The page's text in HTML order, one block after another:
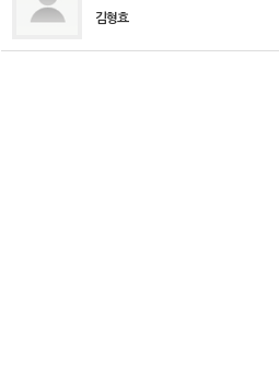
김형효